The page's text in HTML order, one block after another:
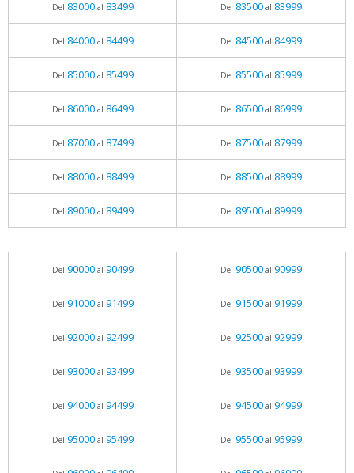
Del 83000al 83499 Del 83500al 83999
Del 84000al 84499 Del 84500al 84999
Del 85000al 85499 Del 85500al 85999
Del 86000al 86499 Del 86500al 86999
Del 87000al 87499 Del 87500al 87999
Del 88000al 88499 Del 88500al 88999
Del 89000al 89499 Del 89500al 89999
Del 90000al 90499 Del 90500al 90999
Del 91000al 91499 Del 91500al 91999
Del 92000al 92499 Del 92500al 92999
Del 93000al 93499 Del 93500al 93999
Del 94000al 94499 Del 94500al 94999
Del 95000al 95499 Del 95500al 95999